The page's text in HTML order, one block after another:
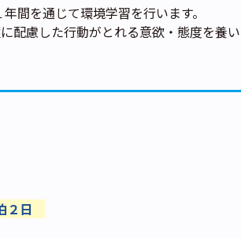
間を通じて環境学習を行います。
慮した行動がとれる意欲・態度を養い
２日